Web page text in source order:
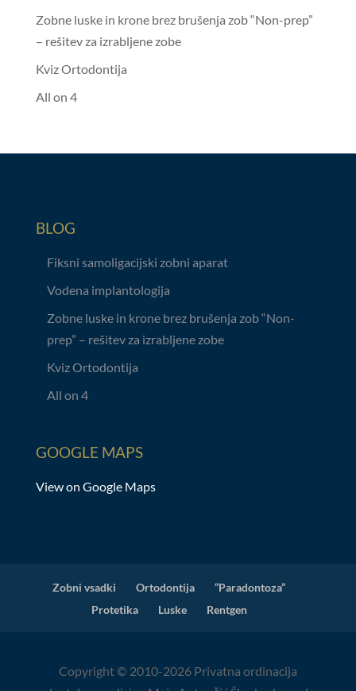
Zobne luske in krone brez brušenja zob “Non-prep”
– rešitev za izrabljene zobe
Kviz Ortodontija
All on 4
BLOG
Fiksni samoligacijski zobni aparat
Vodena implantologija
Zobne luske in krone brez brušenja zob “Non-
prep” – rešitev za izrabljene zobe
Kviz Ortodontija
All on 4
GOOGLE MAPS
View on Google Maps
Zobni vsadki Ortodontija
“Paradontoza”
Protetika
Luske Rentgen
Copyright © 2010-2026 Privatna ordinacija